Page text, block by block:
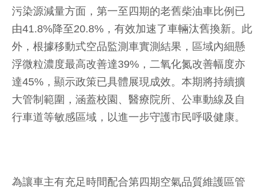
污染源減量方面，第一至四期的老舊柴油車比例已
由41.8%降至20.8%，有效加速了車輛汰舊換新。此
外，根據移動式空品監測車實測結果，區域內細懸
浮微粒濃度最高改善達39%，二氧化氮改善幅度亦
達45%，顯示政策已具體展現成效。本期將持續擴
大管制範圍，涵蓋校園、醫療院所、公車動線及自
行車道等敏感區域，以進一步守護市民呼吸健康。
為讓車主有充足時間配合第四期空氣品質維護區管